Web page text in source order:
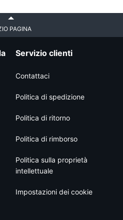
PAGINA
Servizio clienti
Contattaci
Politica di spedizione
Politica di ritorno
Politica di rimborso
Politica sulla proprietà
intellettuale
Impostazioni dei cookie